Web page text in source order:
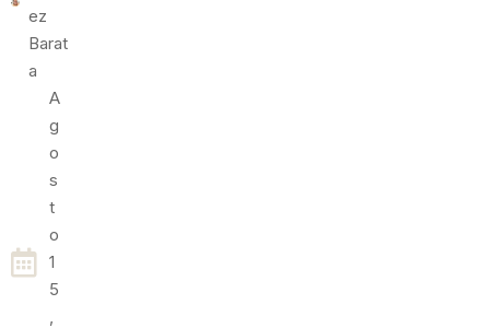
Ez
Barat
A
A
G
O
S
T
O
1
5
,